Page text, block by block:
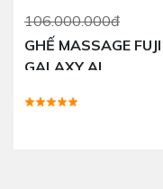
106.000.000đ
GHẾ MASSAGE FUJI
GALAXY AI